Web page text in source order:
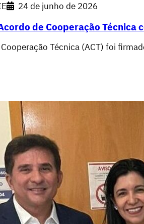
24 de junho de 2026
de Cooperação Técnica
Técnica (ACT) foi